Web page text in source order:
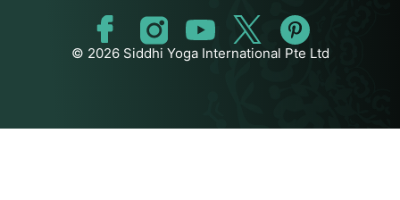
© 2026 Siddhi Yoga International Pte Ltd